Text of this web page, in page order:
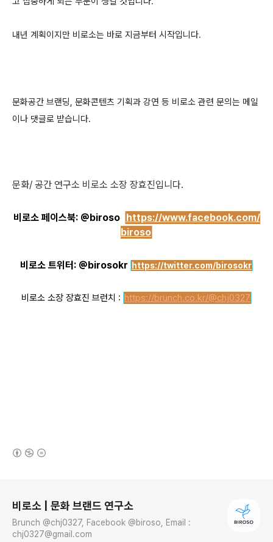
내년 계획이지만 비로소는 바로 지금부터 시작입니다.
문화공간 브랜딩, 문화콘텐츠 기획과 강연 등 비로소 관련 문의는 메일
이나 댓글로 받습니다.
문화/ 공간 연구소 비로소 소장 장효진입니다.
비로소 페이스북: @biroso https://www.facebook.com/
biroso
비로소 트위터: @birosokr https://twitter.com/birosokr
비로소 소장 장효진 브런치 : https://brunch.co.kr/@chj0327
비로소 | 문화 브랜드 연구소
Brunch @chj0327, Facebook @biroso, Email :
chj0327@gmail.com